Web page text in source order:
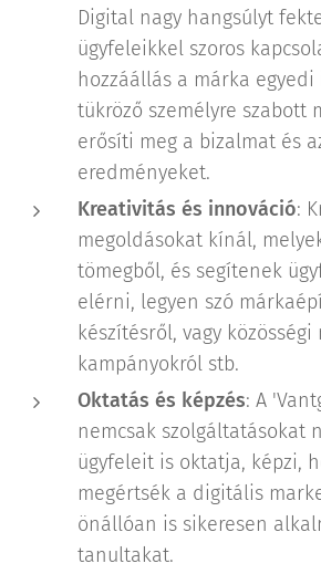
Digital nagy hangsúlyt
ügyfeleikkel szoros
hozzáállás a márka
tükröző személyre szabott
erősíti meg a bizalmat és
eredményeket.
Kreativitás és innováció:
megoldásokat kínál,
tömegből, és segítenek
elérni, legyen szó
készítésről, vagy közösségi
kampányokról stb.
Oktatás és képzés: A
nemcsak szolgáltatásokat
ügyfeleit is oktatja, képzi,
megértsék a digitális
önállóan is sikeresen
tanultakat.